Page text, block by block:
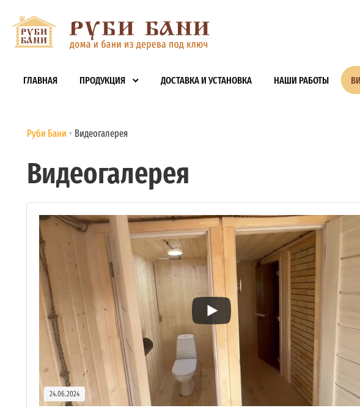
ГЛАВНАЯ ПРОДУКЦИЯ ДОСТАВКА И УСТАНОВКА НАШИ РАБОТЫ
Руби Бани Видеогалерея
Видеогалерея
24.06.2024